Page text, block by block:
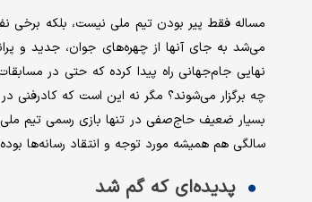
نهایی جام‌جهانی راه پیدا کرده که حتی در
چه برگزار می‌شوند؟ مگر نه این است که کادرفنی
سالگی هم همیشه مورد توجه و انتقاد رسانه‌ها
پدیده‌ای که گم شد